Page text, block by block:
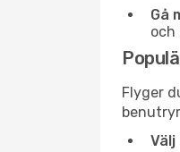
Gå
och
Flyger